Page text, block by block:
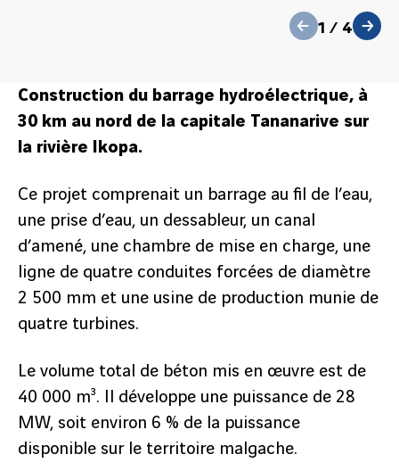
1 / 4suivant
Construction du barrage hydroélectrique, à
30 km au nord de la capitale Tananarive sur
la rivière Ikopa.
Ce projet comprenait un barrage au fil de l’eau,
une prise d’eau, un dessableur, un canal
d’amené, une chambre de mise en charge, une
ligne de quatre conduites forcées de diamètre
2 500 mm et une usine de production munie de
quatre turbines.
Le volume total de béton mis en œuvre est de
40 000 m³. Il développe une puissance de 28
MW, soit environ 6 % de la puissance
disponible sur le territoire malgache.